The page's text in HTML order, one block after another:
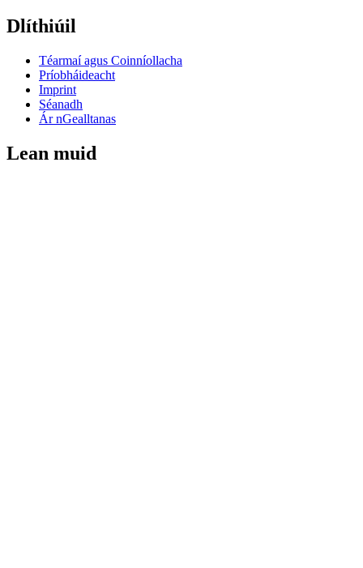
Dlíthiúil
Téarmaí agus Coinníollacha
Príobháideacht
Imprint
Séanadh
Ár nGealltanas
Lean muid